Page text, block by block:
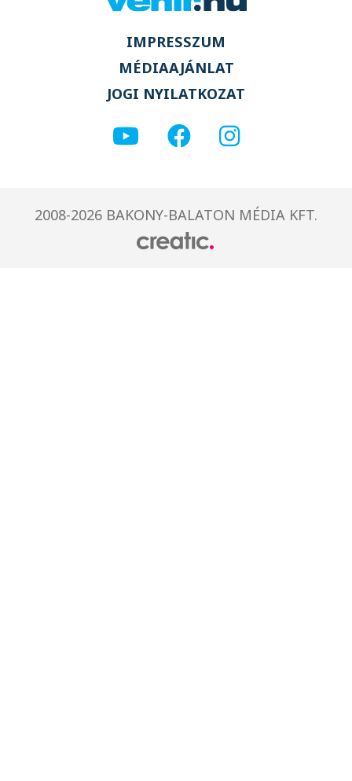
IMPRESSZUM
MÉDIAAJÁNLAT
JOGI NYILATKOZAT
2008-2026 BAKONY-BALATON MÉDIA KFT.